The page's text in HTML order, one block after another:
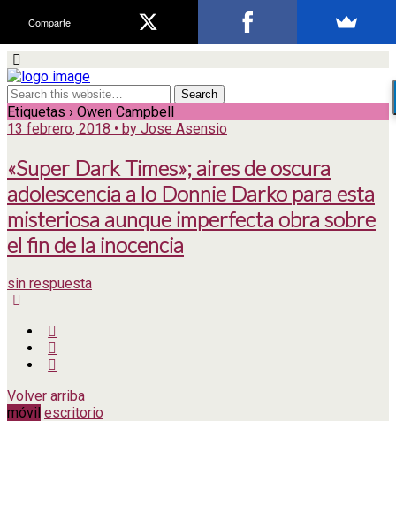
Etiquetas › Owen Campbell
13 febrero, 2018 • by Jose Asensio
«Super Dark Times»; aires de oscura
adolescencia a lo Donnie Darko para esta
misteriosa aunque imperfecta obra sobre
el fin de la inocencia
sin respuesta
Volver arriba
móvil escritorio
Comparte